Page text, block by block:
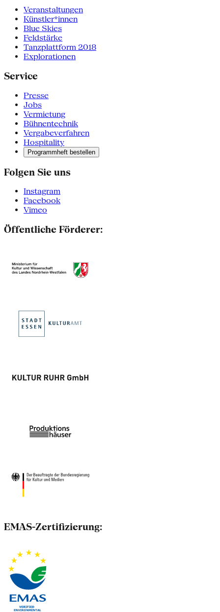
Veranstaltungen
Künstler*innen
Blue Skies
Feldstärke
Tanzplattform 2018
Explorationen
Service
Presse
Jobs
Vermietung
Bühnentechnik
Vergabeverfahren
Hospitality
Programmheft bestellen
Folgen Sie uns
Instagram
Facebook
Vimeo
Öffentliche Förderer:
EMAS-Zertifizierung: